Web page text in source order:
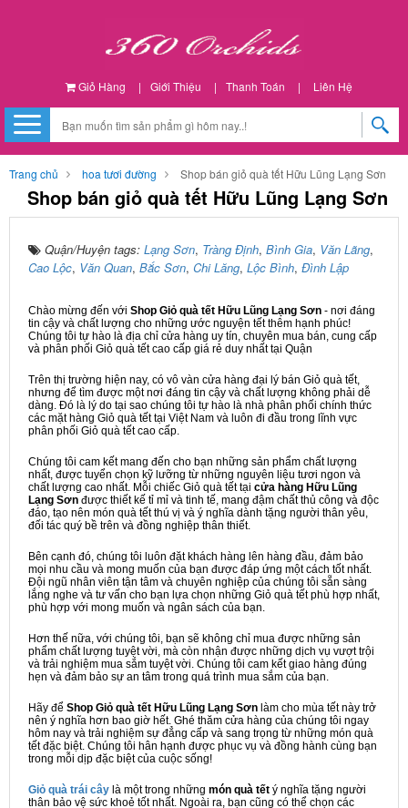
Giỏ Hàng | Giới Thiệu | Thanh Toán | Liên Hệ
Trang chủ hoa tươi đường Shop bán giỏ quà tết Hữu Lũng Lạng Sơn
Shop bán giỏ quà tết Hữu Lũng Lạng Sơn
Quận/Huyện tags: Lạng Sơn, Tràng Định, Bình Gia, Văn Lãng,
Cao Lộc, Văn Quan, Bắc Sơn, Chi Lăng, Lộc Bình, Đình Lập
Chào mừng đến với Shop Giỏ quà tết Hữu Lũng Lạng Sơn - nơi đáng
tin cậy và chất lượng cho những ước nguyện tết thêm hạnh phúc!
Chúng tôi tự hào là địa chỉ cửa hàng uy tín, chuyên mua bán, cung cấp
và phân phối Giỏ quà tết cao cấp giá rẻ duy nhất tại Quận
Trên thị trường hiện nay, có vô vàn cửa hàng đại lý bán Giỏ quà tết,
nhưng để tìm được một nơi đáng tin cậy và chất lượng không phải dễ
dàng. Đó là lý do tại sao chúng tôi tự hào là nhà phân phối chính thức
các mặt hàng Giỏ quà tết tại Việt Nam và luôn đi đầu trong lĩnh vực
phân phối Giỏ quà tết cao cấp.
Chúng tôi cam kết mang đến cho bạn những sản phẩm chất lượng
nhất, được tuyển chọn kỹ lưỡng từ những nguyên liệu tươi ngon và
chất lượng cao nhất. Mỗi chiếc Giỏ quà tết tại cửa hàng Hữu Lũng
Lạng Sơn được thiết kế tỉ mỉ và tinh tế, mang đậm chất thủ công và độc
đáo, tạo nên món quà tết thú vị và ý nghĩa dành tặng người thân yêu,
đối tác quý bề trên và đồng nghiệp thân thiết.
Bên cạnh đó, chúng tôi luôn đặt khách hàng lên hàng đầu, đảm bảo
mọi nhu cầu và mong muốn của bạn được đáp ứng một cách tốt nhất.
Đội ngũ nhân viên tận tâm và chuyên nghiệp của chúng tôi sẵn sàng
lắng nghe và tư vấn cho bạn lựa chọn những Giỏ quà tết phù hợp nhất,
phù hợp với mong muốn và ngân sách của bạn.
Hơn thế nữa, với chúng tôi, bạn sẽ không chỉ mua được những sản
phẩm chất lượng tuyệt vời, mà còn nhận được những dịch vụ vượt trội
và trải nghiệm mua sắm tuyệt vời. Chúng tôi cam kết giao hàng đúng
hẹn và đảm bảo sự an tâm trong quá trình mua sắm của bạn.
Hãy để Shop Giỏ quà tết Hữu Lũng Lạng Sơn làm cho mùa tết này trở
nên ý nghĩa hơn bao giờ hết. Ghé thăm cửa hàng của chúng tôi ngay
hôm nay và trải nghiệm sự đẳng cấp và sang trọng từ những món quà
tết đặc biệt. Chúng tôi hân hạnh được phục vụ và đồng hành cùng bạn
trong mỗi dịp đặc biệt của cuộc sống!
Giỏ quà trái cây là một trong những món quà tết ý nghĩa tặng người
thân bảo vệ sức khoẻ tốt nhất. Ngoài ra, bạn cũng có thể chọn các